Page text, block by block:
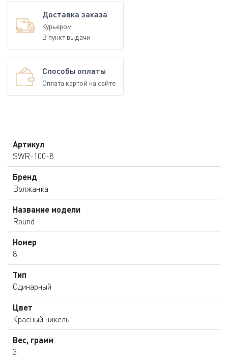
Доставка заказа
Курьером
В пункт выдачи
Способы оплаты
Оплата картой на сайте
Артикул
SWR-100-8
Бренд
Волжанка
Название модели
Round
Номер
8
Тип
Одинарный
Цвет
Красный никель
Вес, грамм
3